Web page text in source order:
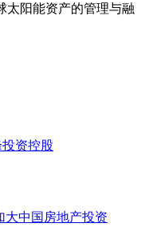
太阳能资产的管理与融
资控股
大中国房地产投资